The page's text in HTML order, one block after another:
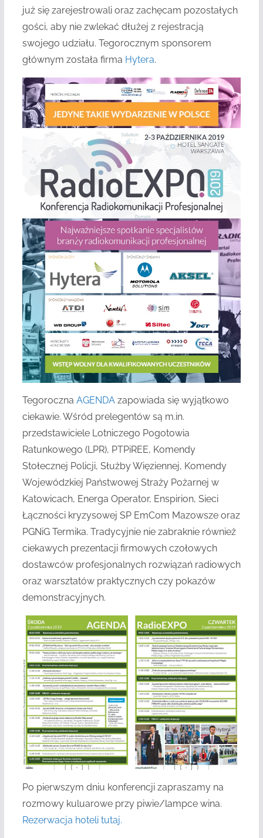
już się zarejestrowali oraz zachęcam pozostałych
gości, aby nie zwlekać dłużej z rejestracją
swojego udziału. Tegorocznym sponsorem
głównym została firma Hytera.
Tegoroczna AGENDAzapowiada się wyjątkowo
ciekawie. Wśród prelegentów są m.in.
przedstawiciele Lotniczego Pogotowia
Ratunkowego (LPR), PTPiREE, Komendy
Stołecznej Policji, Służby Więziennej, Komendy
Wojewódzkiej Państwowej Straży Pożarnej w
Katowicach, Energa Operator, Enspirion, Sieci
Łączności kryzysowej SP EmCom Mazowsze oraz
PGNiG Termika. Tradycyjnie nie zabraknie również
ciekawych prezentacji firmowych czołowych
dostawców profesjonalnych rozwiązań radiowych
oraz warsztatów praktycznych czy pokazów
demonstracyjnych.
Po pierwszym dniu konferencji zapraszamy na
rozmowy kuluarowe przy piwie/lampce wina.
Rezerwacja hoteli tutaj.